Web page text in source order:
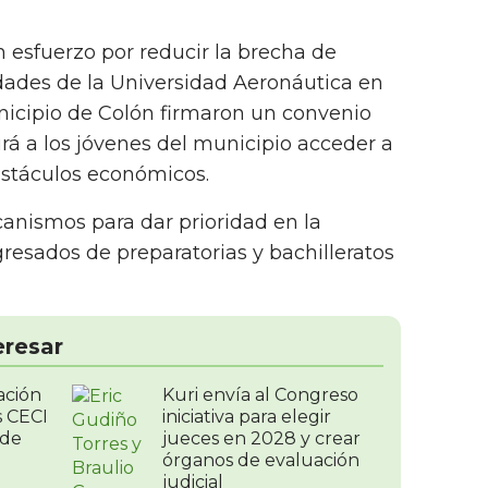
esfuerzo por reducir la brecha de
de la Universidad Aeronáutica en
de Colón firmaron un convenio
a los jóvenes del municipio acceder a
económicos.
para dar prioridad en la
de preparatorias y bachilleratos
Kuri envía al Congreso
iniciativa para elegir
jueces en 2028 y crear
órganos de evaluación
judicial